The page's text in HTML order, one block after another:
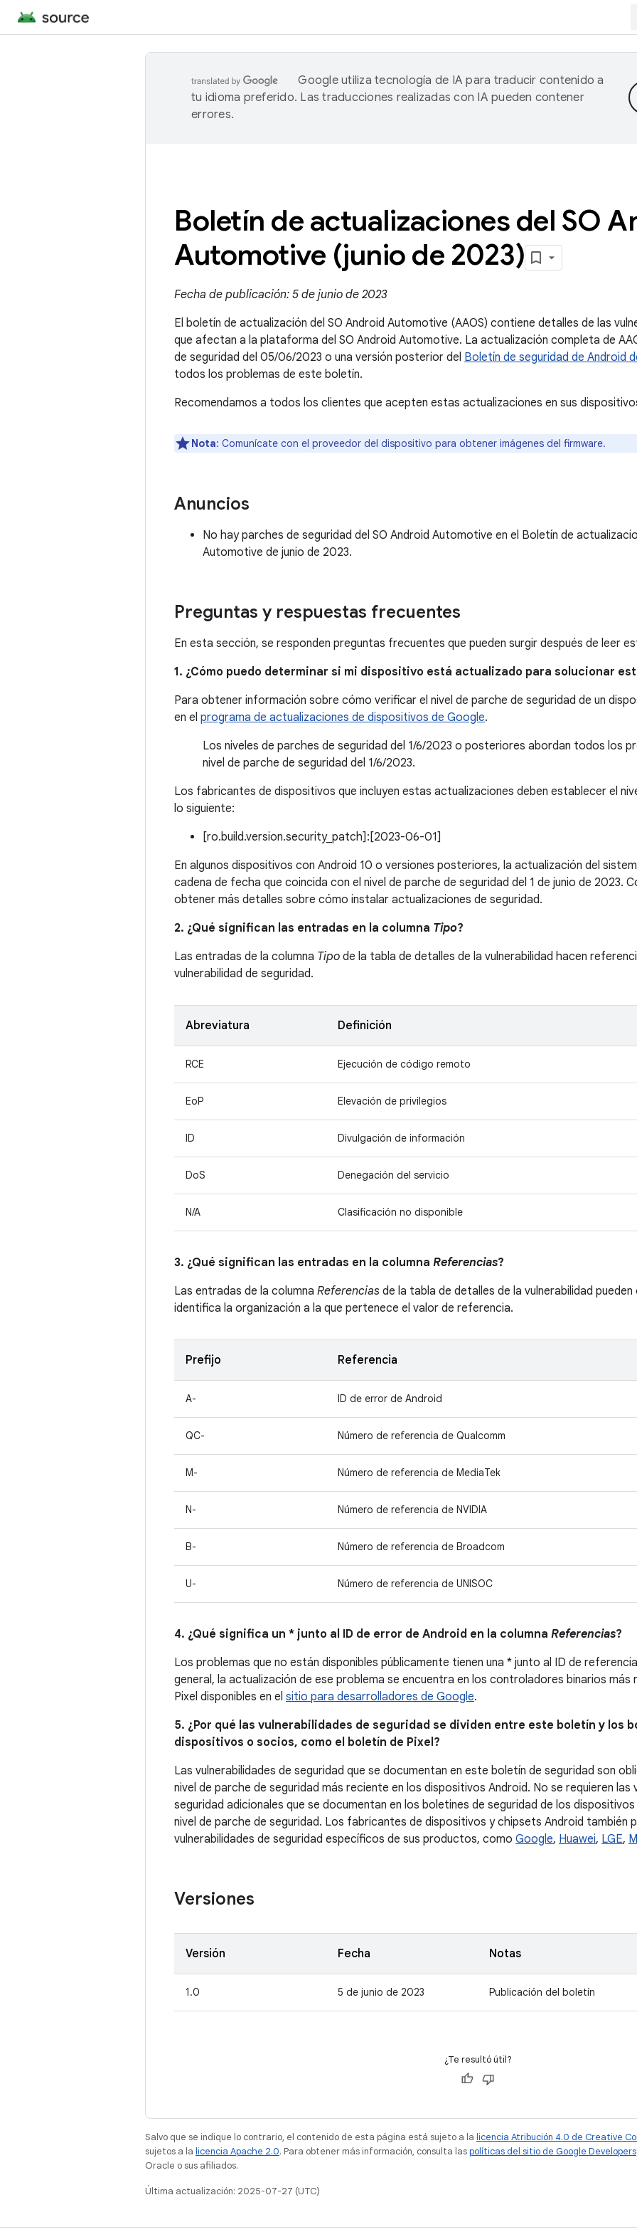
Google utiliza tecnología de IA para traducir contenido a
tu idioma preferido. Las traducciones realizadas con IA pueden contener
errores.
Boletín de actualizaciones del SO
Automotive (junio de 2023)
Fecha de publicación: 5 de junio de 2023
El boletín de actualización del SO Android Automotive (AAOS) contiene detalles de las
que afectan a la plataforma del SO Android Automotive. La actualización completa de
de seguridad del 05/06/2023 o una versión posterior del Boletín de seguridad de Android
todos los problemas de este boletín.
Recomendamos a todos los clientes que acepten estas actualizaciones en sus
Nota: Comunícate con el proveedor del dispositivo para obtener imágenes del firmware.
Anuncios
No hay parches de seguridad del SO Android Automotive en el Boletín de
Automotive de junio de 2023.
Preguntas y respuestas frecuentes
En esta sección, se responden preguntas frecuentes que pueden surgir después de leer
1. ¿Cómo puedo determinar si mi dispositivo está actualizado para solucionar
Para obtener información sobre cómo verificar el nivel de parche de seguridad de un
en el programa de actualizaciones de dispositivos de Google.
Los niveles de parches de seguridad del 1/6/2023 o posteriores abordan todos los
nivel de parche de seguridad del 1/6/2023.
Los fabricantes de dispositivos que incluyen estas actualizaciones deben establecer el
lo siguiente:
[ro.build.version.security_patch]:[2023-06-01]
En algunos dispositivos con Android 10 o versiones posteriores, la actualización del
cadena de fecha que coincida con el nivel de parche de seguridad del 1 de junio de 2023.
obtener más detalles sobre cómo instalar actualizaciones de seguridad.
2. ¿Qué significan las entradas en la columna Tipo?
Las entradas de la columna Tipo de la tabla de detalles de la vulnerabilidad hacen
vulnerabilidad de seguridad.
Abreviatura Definición
RCE Ejecución de código remoto
EoP Elevación de privilegios
ID Divulgación de información
DoS Denegación del servicio
N/A Clasificación no disponible
3. ¿Qué significan las entradas en la columna Referencias?
Las entradas de la columna Referencias de la tabla de detalles de la vulnerabilidad
identifica la organización a la que pertenece el valor de referencia.
Prefijo Referencia
A- ID de error de Android
QC- Número de referencia de Qualcomm
M- Número de referencia de MediaTek
N- Número de referencia de NVIDIA
B- Número de referencia de Broadcom
U- Número de referencia de UNISOC
4. ¿Qué significa un * junto al ID de error de Android en la columna Referencias?
Los problemas que no están disponibles públicamente tienen una * junto al ID de
general, la actualización de ese problema se encuentra en los controladores binarios
Pixel disponibles en el sitio para desarrolladores de Google.
5. ¿Por qué las vulnerabilidades de seguridad se dividen entre este boletín y los
dispositivos o socios, como el boletín de Pixel?
Las vulnerabilidades de seguridad que se documentan en este boletín de seguridad son
nivel de parche de seguridad más reciente en los dispositivos Android. No se requieren las
seguridad adicionales que se documentan en los boletines de seguridad de los
nivel de parche de seguridad. Los fabricantes de dispositivos y chipsets Android también
vulnerabilidades de seguridad específicos de sus productos, como Google, Huawei, LGE,
Versiones
Versión Fecha Notas
1.0 5 de junio de 2023 Publicación del boletín
¿Te resultó útil?
Salvo que se indique lo contrario, el contenido de esta página está sujeto a la licencia Atribución 4.0 de Creative
sujetos a la licencia Apache 2.0. Para obtener más información, consulta laspolíticas del sitio de Google Developers
Oracle o sus afiliados.
Última actualización: 2025-07-27 (UTC)